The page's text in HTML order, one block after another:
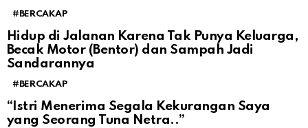
#BERCAKAP
Hidup di Jalanan Karena Tak Punya Keluarga,
Becak Motor (Bentor) dan Sampah Jadi
Sandarannya
#BERCAKAP
“Istri Menerima Segala Kekurangan Saya
yang Seorang Tuna Netra..”